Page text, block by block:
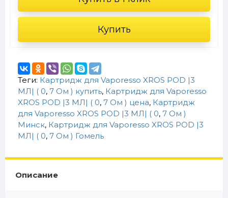
Купить
Теги: Картридж для Vaporesso XROS POD |3
МЛ| ( 0, 7 Ом ) купить, Картридж для Vaporesso
XROS POD |3 МЛ| ( 0, 7 Ом ) цена, Картридж
для Vaporesso XROS POD |3 МЛ| ( 0, 7 Ом )
Минск, Картридж для Vaporesso XROS POD |3
МЛ| ( 0, 7 Ом ) Гомель
Описание